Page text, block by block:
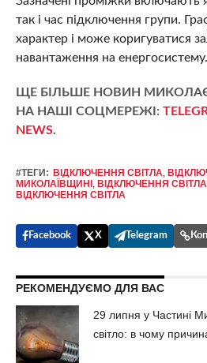
так і час підключення групи.
характер і може коригуватися
навантаження на енергосистему.
ЩЕ БІЛЬШЕ НОВИН
НА НАШІ СОЦМЕРЕЖІ:
NEWS.
#ТЕГИ: ВІДКЛЮЧЕННЯ СВІТЛА
МИКОЛАЇВЩИНІ, ВІДКЛЮЧЕННЯ
ВІДКЛЮЧЕННЯ СВІТЛА
Facebook X Telegram
РЕКОМЕНДУЄМО ДЛЯ ВАС
29 липня у Частині
світло: в чому